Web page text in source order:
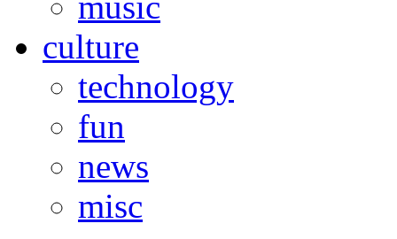
culture
technology
fun
news
misc